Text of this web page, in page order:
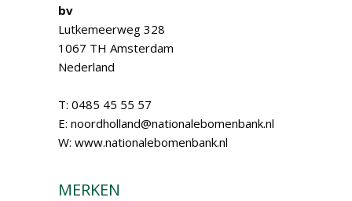
bv
Lutkemeerweg 328
1067 TH Amsterdam
Nederland
T: 0485 45 55 57
E: noordholland@nationalebomenbank.nl
W: www.nationalebomenbank.nl
MERKEN